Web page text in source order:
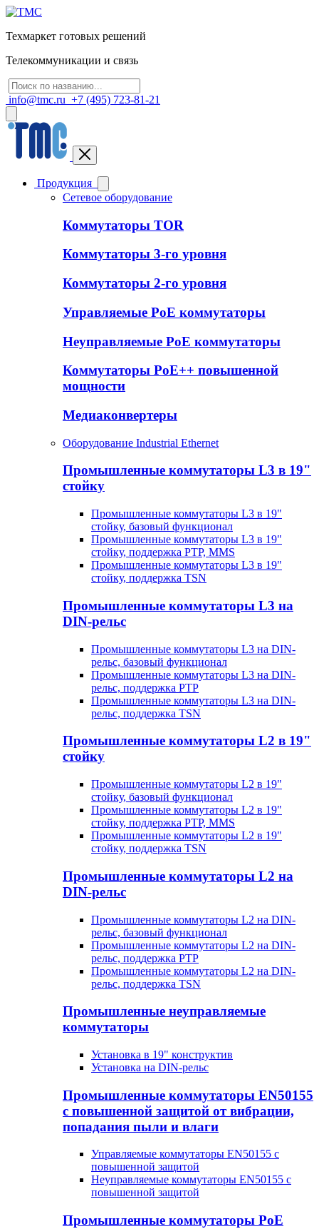
Техмаркет готовых решений
Телекоммуникации и связь
info@tmc.ru +7 (495) 723-81-21
Продукция
Сетевое оборудование
Коммутаторы TOR
Коммутаторы 3-го уровня
Коммутаторы 2-го уровня
Управляемые PoE коммутаторы
Неуправляемые PoE коммутаторы
Коммутаторы PoE++ повышенной
мощности
Медиаконвертеры
Оборудование Industrial Ethernet
Промышленные коммутаторы L3 в 19"
стойку
Промышленные коммутаторы L3 в 19"
стойку, базовый функционал
Промышленные коммутаторы L3 в 19"
стойку, поддержка PTP, MMS
Промышленные коммутаторы L3 в 19"
стойку, поддержка TSN
Промышленные коммутаторы L3 на
DIN-рельс
Промышленные коммутаторы L3 на DIN-
рельс, базовый функционал
Промышленные коммутаторы L3 на DIN-
рельс, поддержка PTP
Промышленные коммутаторы L3 на DIN-
рельс, поддержка TSN
Промышленные коммутаторы L2 в 19"
стойку
Промышленные коммутаторы L2 в 19"
стойку, базовый функционал
Промышленные коммутаторы L2 в 19"
стойку, поддержка PTP, MMS
Промышленные коммутаторы L2 в 19"
стойку, поддержка TSN
Промышленные коммутаторы L2 на
DIN-рельс
Промышленные коммутаторы L2 на DIN-
рельс, базовый функционал
Промышленные коммутаторы L2 на DIN-
рельс, поддержка PTP
Промышленные коммутаторы L2 на DIN-
рельс, поддержка TSN
Промышленные неуправляемые
коммутаторы
Установка в 19" конструктив
Установка на DIN-рельс
Промышленные коммутаторы EN50155
с повышенной защитой от вибрации,
попадания пыли и влаги
Управляемые коммутаторы EN50155 с
повышенной защитой
Неуправляемые коммутаторы EN50155 с
повышенной защитой
Промышленные коммутаторы PoE